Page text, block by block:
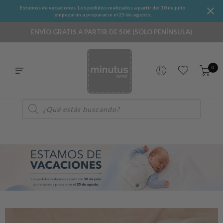
Estamos de vacaciones. Los pedidos realizados a partir del 30 de julio
empezarán a prepararse el 25 de agosto.
ENVÍO GRATIS A PARTIR DE 50€ (SOLO PENÍNSULA)
0
de
productos